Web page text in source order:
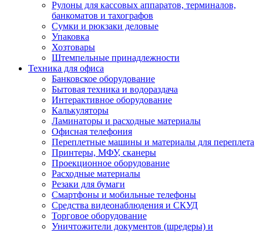
Рулоны для кассовых аппаратов, терминалов,
банкоматов и тахографов
Сумки и рюкзаки деловые
Упаковка
Хозтовары
Штемпельные принадлежности
Техника для офиса
Банковское оборудование
Бытовая техника и водораздача
Интерактивное оборудование
Калькуляторы
Ламинаторы и расходные материалы
Офисная телефония
Переплетные машины и материалы для переплета
Принтеры, МФУ, сканеры
Проекционное оборудование
Расходные материалы
Резаки для бумаги
Смартфоны и мобильные телефоны
Средства видеонаблюдения и СКУД
Торговое оборудование
Уничтожители документов (шредеры) и